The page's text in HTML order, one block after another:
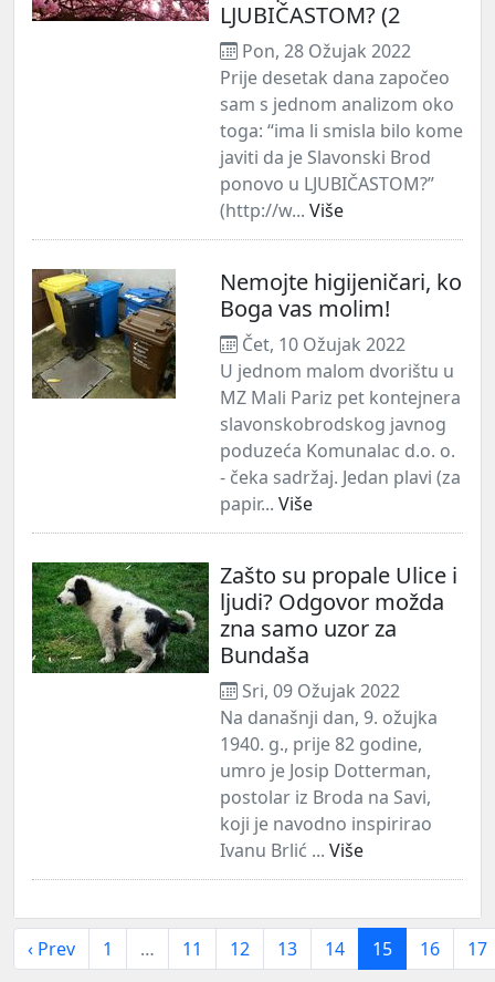
LJUBIČASTOM? (2
Pon, 28 Ožujak 2022
Prije desetak dana započeo
sam s jednom analizom oko
toga: “ima li smisla bilo kome
javiti da je Slavonski Brod
ponovo u LJUBIČASTOM?”
(http://w... Više
Nemojte higijeničari, ko
Boga vas molim!
Čet, 10 Ožujak 2022
U jednom malom dvorištu u
MZ Mali Pariz pet kontejnera
slavonskobrodskog javnog
poduzeća Komunalac d.o. o.
- čeka sadržaj. Jedan plavi (za
papir... Više
Zašto su propale Ulice i
ljudi? Odgovor možda
zna samo uzor za
Bundaša
Sri, 09 Ožujak 2022
Na današnji dan, 9. ožujka
1940. g., prije 82 godine,
umro je Josip Dotterman,
postolar iz Broda na Savi,
koji je navodno inspirirao
Ivanu Brlić ... Više
‹ Prev 1 … 11 12 13 14 15 16 17